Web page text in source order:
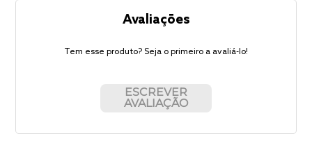
Avaliações
Tem esse produto? Seja o primeiro a avaliá-lo!
ESCREVER
AVALIAÇÃO